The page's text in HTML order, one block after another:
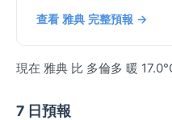
查看 雅典 完整預報 →
現在 雅典 比 多倫多 暖
7 日預報